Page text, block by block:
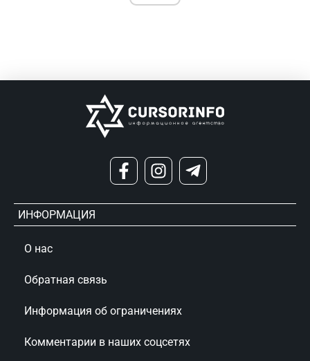
ИНФОРМАЦИЯ
О нас
Обратная связь
Информация об ограничениях
Комментарии в наших соцсетях